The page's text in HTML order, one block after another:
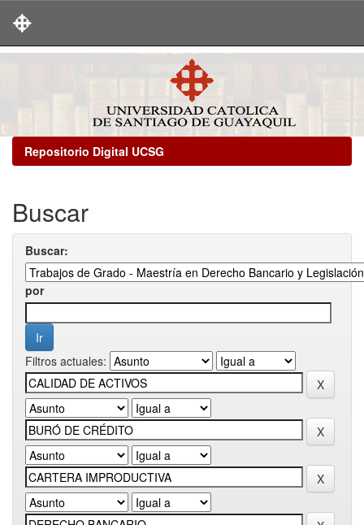
Repositorio Digital UCSG
Buscar
Buscar:
por
Filtros actuales: